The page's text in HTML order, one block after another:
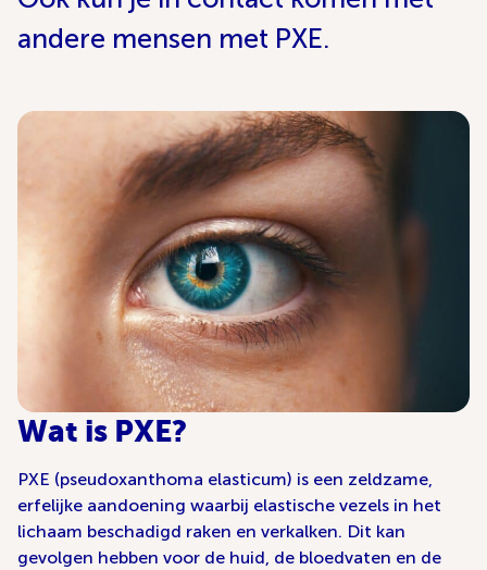
andere mensen met PXE.
Wat is PXE?
PXE (pseudoxanthoma elasticum) is een zeldzame,
erfelijke aandoening waarbij elastische vezels in het
lichaam beschadigd raken en verkalken. Dit kan
gevolgen hebben voor de huid, de bloedvaten en de